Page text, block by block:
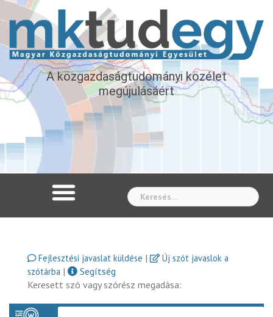
A közgazdaságtudományi közélet
megújulásáért
Fejlesztési javaslat küldése |
Új szót javaslok a
szótárba |
Segítség
Keresett szó vagy szórész megadása: